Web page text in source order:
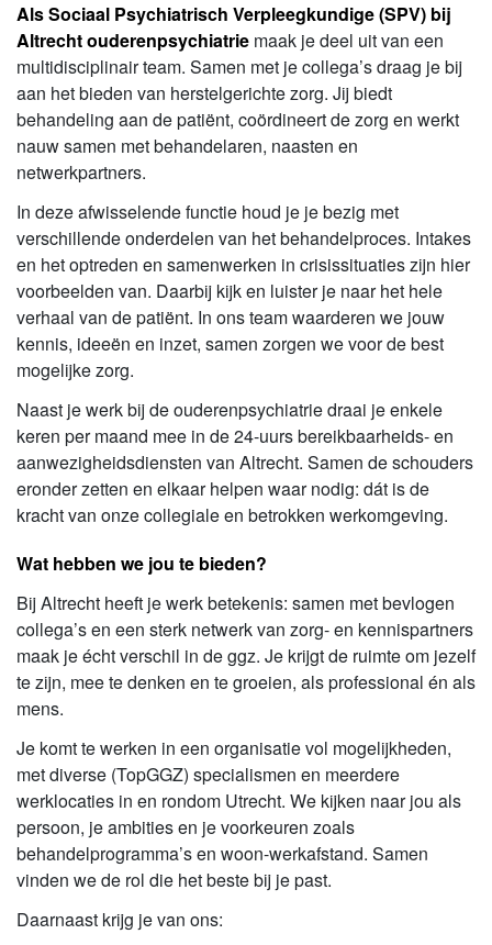
Als Sociaal Psychiatrisch Verpleegkundige (SPV) bij
Altrecht ouderenpsychiatrie maak je deel uit van een
multidisciplinair team. Samen met je collega’s draag je bij
aan het bieden van herstelgerichte zorg. Jij biedt
behandeling aan de patiënt, coördineert de zorg en werkt
nauw samen met behandelaren, naasten en
netwerkpartners.
In deze afwisselende functie houd je je bezig met
verschillende onderdelen van het behandelproces. Intakes
en het optreden en samenwerken in crisissituaties zijn hier
voorbeelden van. Daarbij kijk en luister je naar het hele
verhaal van de patiënt. In ons team waarderen we jouw
kennis, ideeën en inzet, samen zorgen we voor de best
mogelijke zorg.
Naast je werk bij de ouderenpsychiatrie draai je enkele
keren per maand mee in de 24-uurs bereikbaarheids- en
aanwezigheidsdiensten van Altrecht. Samen de schouders
eronder zetten en elkaar helpen waar nodig: dát is de
kracht van onze collegiale en betrokken werkomgeving.
Wat hebben we jou te bieden?
Bij Altrecht heeft je werk betekenis: samen met bevlogen
collega’s en een sterk netwerk van zorg- en kennispartners
maak je écht verschil in de ggz. Je krijgt de ruimte om jezelf
te zijn, mee te denken en te groeien, als professional én als
mens.
Je komt te werken in een organisatie vol mogelijkheden,
met diverse (TopGGZ) specialismen en meerdere
werklocaties in en rondom Utrecht. We kijken naar jou als
persoon, je ambities en je voorkeuren zoals
behandelprogramma’s en woon-werkafstand. Samen
vinden we de rol die het beste bij je past.
Daarnaast krijg je van ons: